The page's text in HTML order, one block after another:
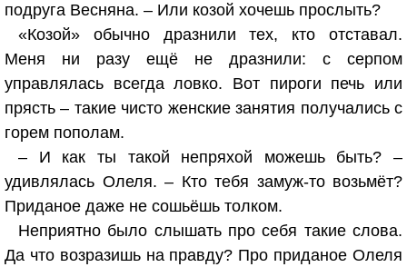
подруга Весняна. – Или козой хочешь прослыть?
«Козой» обычно дразнили тех, кто отставал.
Меня ни разу ещё не дразнили: с серпом
управлялась всегда ловко. Вот пироги печь или
прясть – такие чисто женские занятия получались с
горем пополам.
– И как ты такой непряхой можешь быть? –
удивлялась Олеля. – Кто тебя замуж-то возьмёт?
Приданое даже не сошьёшь толком.
Неприятно было слышать про себя такие слова.
Да что возразишь на правду? Про приданое Олеля